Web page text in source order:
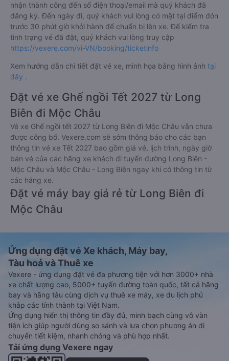
nhận thành công đến số điện thoại/email mà quý khách đã
đăng ký. Đến ngày đi, quý khách vui lòng có mặt tại điểm đón
trước 30 phút giờ khởi hành để chuẩn bị lên xe. Để kiểm tra
tình trạng vé đã đặt, quý khách vui lòng truy cập
https://vexere.com/vi-VN/booking/ticketinfo
Xem hướng dẫn chi tiết đặt vé xe, minh họa bằng hình ảnh tại
đây .
Đặt vé xe Ghế ngồi Tết 2027 từ Long
Biên đi Mộc Châu
Vé xe Ghế ngồi tết 2027 từ Long Biên đi Mộc Châu vẫn chưa
được công bố. Vexere.com sẽ sớm thông báo cho các bạn
thông tin vé xe Tết 2027 bao gồm giá vé, lịch trình, ngày giờ
bán vé của các hãng xe khách đi tuyến đường Long Biên -
Mộc Châu và Mộc Châu - Long Biên ngay khi có thông tin từ
các hãng xe.
Đặt vé máy bay giá rẻ từ Long Biên đi
Mộc Châu
Ứng dụng đặt vé Xe khách, Máy bay,
Tàu hoả và Thuê xe
Vexere - ứng dụng đặt vé đa phương tiện với hơn 3000+ nhà
xe chất lượng cao, 5000+ tuyến đường toàn quốc, tất cả hãng
bay và hãng tàu cùng dịch vụ thuê xe máy, xe du lịch phủ
khắp các tỉnh thành tại Việt Nam.
Ứng dụng hiển thị thông tin đầy đủ, minh bạch cùng vô vàn
tiện ích giúp người dùng so sánh và lựa chọn phương án di
chuyển tiết kiệm, nhanh chóng và phù hợp nhất.
Tải ứng dụng Vexere ngay